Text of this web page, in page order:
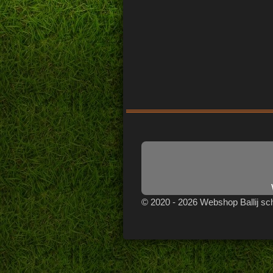
© 2020 - 2026 Webshop Ballij